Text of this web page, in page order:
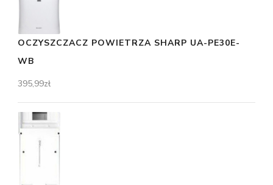
OCZYSZCZACZ POWIETRZA SHARP UA-PE30E-
WB
395,99zł